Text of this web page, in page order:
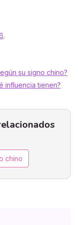
.
su signo chino?
influencia tienen?
chino